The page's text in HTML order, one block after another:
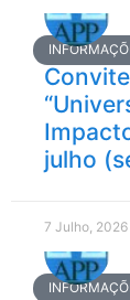
julho
7 Julho, 2026